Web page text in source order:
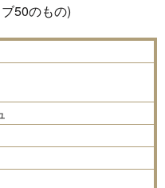
50のもの)